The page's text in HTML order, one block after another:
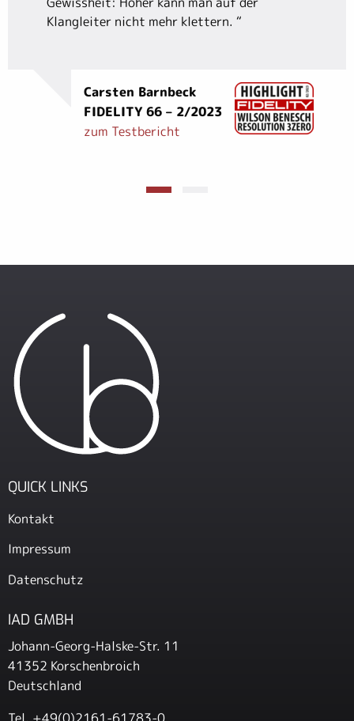
Klangleiter nicht mehr klettern. “
Carsten Barnbeck
FIDELITY 66 – 2/2023
zum Testbericht
QUICK LINKS
Kontakt
Impressum
Datenschutz
IAD GMBH
Johann-Georg-Halske-Str. 11
41352 Korschenbroich
Deutschland